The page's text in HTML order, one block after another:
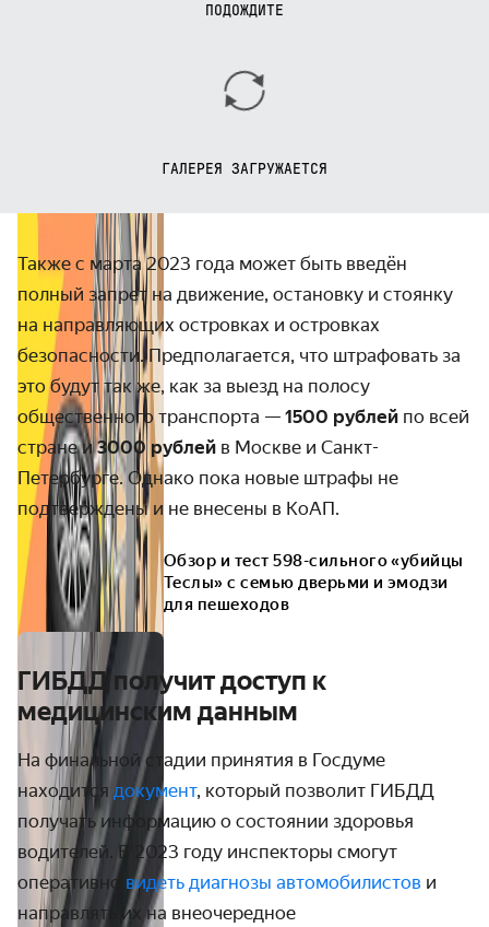
ПОДОЖДИТЕ
ГАЛЕРЕЯ ЗАГРУЖАЕТСЯ
Также с марта 2023 года может быть введён
полный запрет на движение, остановку и стоянку
на направляющих островках и островках
безопасности. Предполагается, что штрафовать за
это будут так же, как за выезд на полосу
общественного транспорта — 1500 рублей по всей
стране и3000 рублей в Москве и Санкт-
Петербурге. Однако пока новые штрафы не
подтверждены и не внесены в КоАП.
Обзор и тест 598-сильного «убийцы
Теслы» с семью дверьми и эмодзи
для пешеходов
ГИБДД получит доступ к
медицинским данным
На финальной стадии принятия в Госдуме
находится документ, который позволит ГИБДД
получать информацию о состоянии здоровья
водителей. В 2023 году инспекторы смогут
оперативно видеть диагнозы автомобилистов и
направлять их на внеочередное